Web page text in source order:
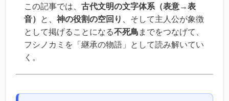
この記事では、 古代文明の文字体系（表意→表
音） と、 神の役割の空回り 、そして主人公が象徴
として掲げることになる不死鳥までをつなげて、
フシノカミを「継承の物語」として読み解いてい
く。